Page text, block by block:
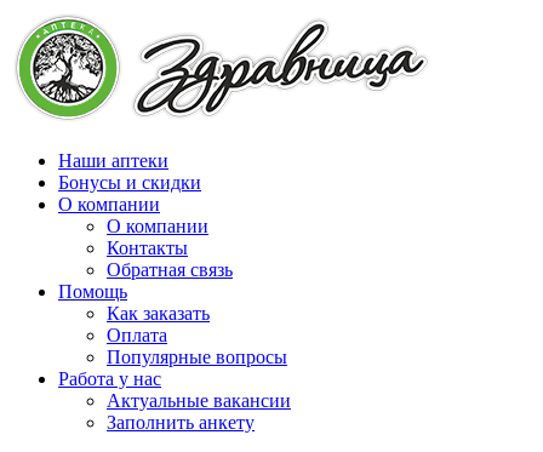
Наши аптеки
Бонусы и скидки
О компании
О компании
Контакты
Обратная связь
Помощь
Как заказать
Оплата
Популярные вопросы
Работа у нас
Актуальные вакансии
Заполнить анкету